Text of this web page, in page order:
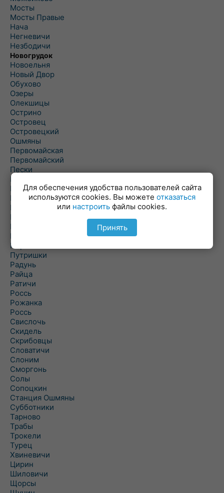
Мосты
Мосты Правые
Нача
Негневичи
Незбодичи
Новогрудок
Новоельня
Новый Двор
Обухово
Озеры
Олекшицы
Острино
Островец
Островецкий
Ошмяны
Первомайская
Первомайский
Пески
Петревичи
Погородно
Пограничный
Подлабенье
Подольцы
Подороск
Поречье
Порозово
Путришки
Радунь
Райца
Ратичи
Роcсь
Рожанка
Россь
Свислочь
Скидель
Скрибовцы
Словатичи
Слоним
Сморгонь
Солы
Сопоцкин
Станция Ошмяны
Субботники
Тарново
Трабы
Трокели
Турец
Хвиневичи
Цирин
Шиловичи
Щорсы
Для обеспечения удобства пользователей сайта
используются cookies. Вы можете отказаться
или настроить файлы cookies.
Принять